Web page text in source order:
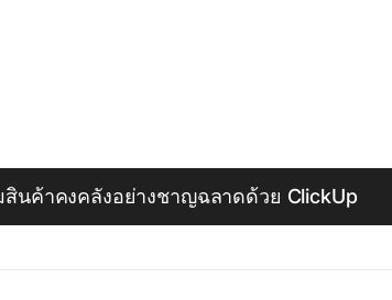
นค้าคงคลังอย่างชาญฉลาดด้วย ClickUp